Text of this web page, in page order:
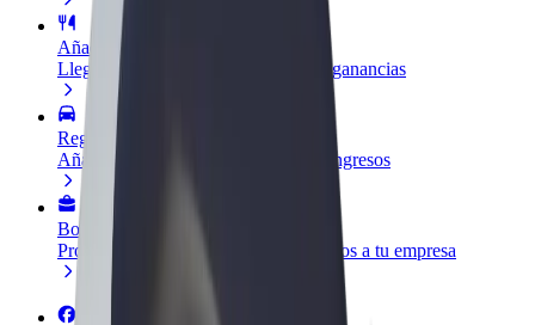
Añadir un restaurante o tienda
Llega a más clientes y maximiza tus ganancias
Registrarse como propietario de flota
Añade tu flota a Bolt y potencia tus ingresos
Bolt para empresas
Productos y servicios de Bolt adaptados a tu empresa